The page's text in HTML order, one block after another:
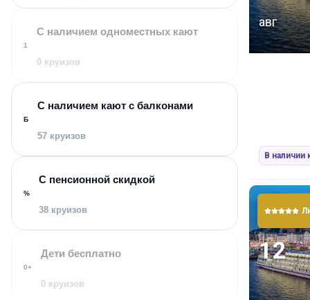
1
С наличием одноместных кают
0 круизов
Б
С наличием кают с балконами
57 круизов
%
С пенсионной скидкой
38 круизов
0+
Дети бесплатно
0 круизов
Питание в
борту
Сибири. В
авг
В наличии
12